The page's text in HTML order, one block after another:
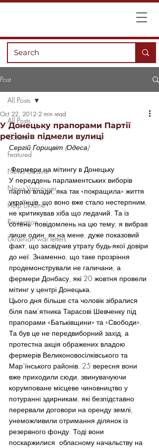
Post
All Posts
Culture
Featured
News Ukraine
News Vancouver
Help Ukraine
Recreation
Ukrainian war letters
All Posts
У Донецьку прапорами Партії
регіонів підмели вулиці
Oct 22, 2012 2 min read
Сергій Горицвіт (Одеса)
Фермери на мітингу в Донецьку
У переддень парламентських виборів
партію влади, яка так «покращила» життя
українців, що воно вже стало нестерпним,
не критикував хіба що ледачий. Та із
сотень  повідомлень на цю тему, я вибрав
лише один, як на мене, дуже показовий
факт, що засвідчив утрату будь-якої довіри
до неї. Знаменно, що таке прозріння
продемонстрували не галичани, а
фермери Донбасу, які 20 жовтня провели
мітинг у центрі Донецька.
Цього дня більше ста чоловік зібралися
біля пам’ятника Тарасові Шевченку під
прапорами «Батьківщини» та «Свободи».
Та був це не передвиборний захід, а
протестна акція ображених владою
фермерів Великоновосілківського та
Мар’їнського районів. 25 вересня вони
вже приходили сюди, звинувачуючи
корумповане місцеве чиновництво у
потуранні здирникам, які безпідставно
перервали договори на оренду землі,
унеможливили отримання ділянок із
резервного фонду. Тоді вони
поскаржилися  обласному начальству на